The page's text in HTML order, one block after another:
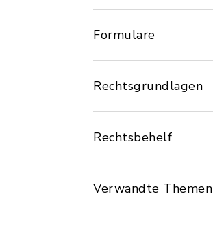
Formulare
Rechtsgrundlagen
Rechtsbehelf
Verwandte Themen